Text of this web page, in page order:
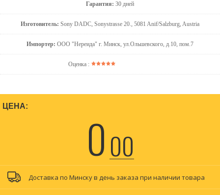
Гарантия: 30 дней
Изготовитель: Sony DADC, Sonystrasse 20., 5081 Anif/Salzburg, Austria
Импортер: ООО "Нереида" г. Минск, ул.Ольшевского, д.10, пом.7
Оценка :
ЦЕНА:
000
Доставка по Минску в день заказа при наличии товара